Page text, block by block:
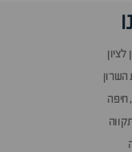
השרון